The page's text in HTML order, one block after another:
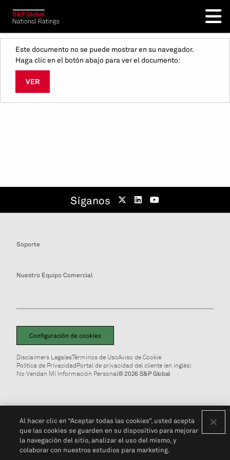
Este documento no se puede mostrar en su navegador.
Haga clic en el botón abajo para ver el documento:
VER
Síganos
Soporte
Nuestro Equipo Comercial
Configuración de cookies
Disclaimers LegalesTérminos de UsoAviso de Cookie
Política de PrivacidadPortal de privacidad del cliente (en inglés)
No Vendan Mi Información Personal© 2026 S&P Global
Al hacer clic en “Aceptar todas las cookies”, usted acepta
que las cookies se guarden en su dispositivo para mejorar
la navegación del sitio, analizar el uso del mismo, y
colaborar con nuestros estudios para marketing.